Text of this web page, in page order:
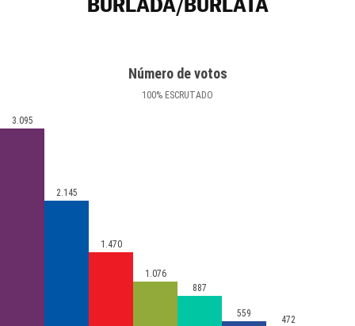
BURLADA/BURLATA
Número de votos
100% ESCRUTADO
3.095
2.145
1.470
1.076
887
559
472